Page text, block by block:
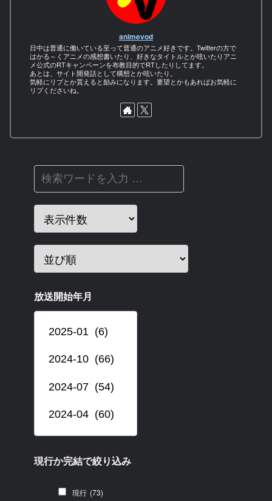
animevod
日中は普通に働いている至って普通のアニメ好きです。Twitterの方で
はかる～くアニメの感想書いたり、好きなタイトルとか呟いたりアニ
メ公式のRTキャンペーンを布教目的でRTしたりしてます。
あとは、サイト開発話として構想とか呟いたり。
気軽にリプとか貰えると励みになります。要望とかもあればお気軽に
リプくださいね。
放送開始年月
現行か完結で絞り込み
現行 (73)